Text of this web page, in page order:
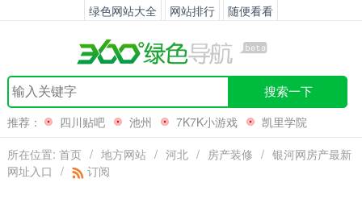
绿色网站大全 网站排行 随便看看
搜索一下
推荐： 四川贴吧 池州 7K7K小游戏
凯里学院
所在位置: 首页 / 地方网站 / 河北 / 房产装修 / 银河网房产最新
网址入口 / 订阅